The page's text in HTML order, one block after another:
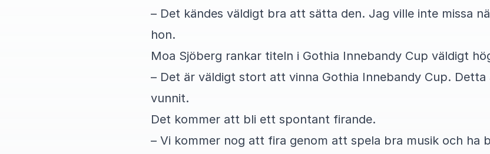
– Det kändes väldigt bra att sätta den. Jag ville inte missa
hon.
Moa Sjöberg rankar titeln i Gothia Innebandy Cup väldigt
– Det är väldigt stort att vinna Gothia Innebandy Cup.
vunnit.
Det kommer att bli ett spontant firande.
– Vi kommer nog att fira genom att spela bra musik och ha